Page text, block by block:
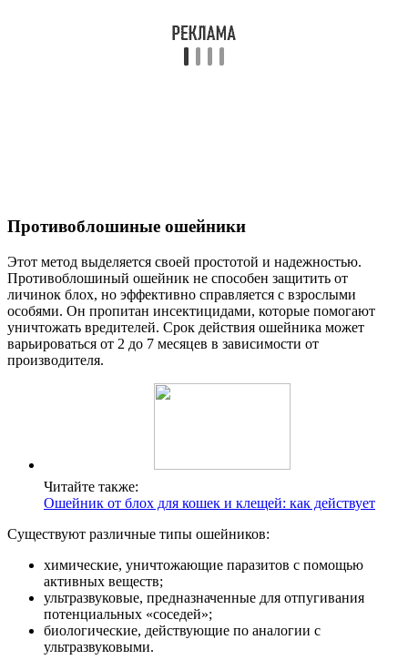
Противоблошиные ошейники
Этот метод выделяется своей простотой и надежностью.
Противоблошиный ошейник не способен защитить от
личинок блох, но эффективно справляется с взрослыми
особями. Он пропитан инсектицидами, которые помогают
уничтожать вредителей. Срок действия ошейника может
варьироваться от 2 до 7 месяцев в зависимости от
производителя.
Читайте также:
Ошейник от блох для кошек и клещей: как действует
Существуют различные типы ошейников:
химические, уничтожающие паразитов с помощью
активных веществ;
ультразвуковые, предназначенные для отпугивания
потенциальных «соседей»;
биологические, действующие по аналогии с
ультразвуковыми.